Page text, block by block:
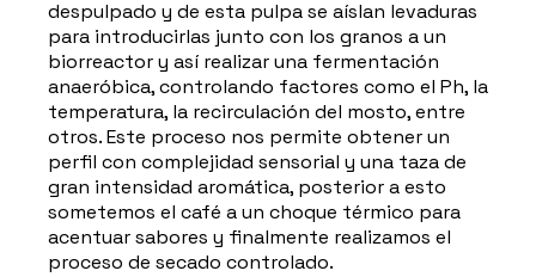
despulpado y de esta pulpa se aíslan levaduras
para introducirlas junto con los granos a un
biorreactor y así realizar una fermentación
anaeróbica, controlando factores como el Ph, la
temperatura, la recirculación del mosto, entre
otros. Este proceso nos permite obtener un
perfil con complejidad sensorial y una taza de
gran intensidad aromática, posterior a esto
sometemos el café a un choque térmico para
acentuar sabores y finalmente realizamos el
proceso de secado controlado.